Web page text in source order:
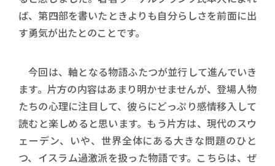
ば、第四部を書いたときよりも自分らしさを前面に出
す勇気が出たとのことです。
今回は、軸となる物語ふたつが並行して進んでいき
ます。片方の内容はあまり明かせませんが、登場人物
たちの心理に注目して、彼らにどっぷり感情移入して
読むと楽しめると思います。もう片方は、現代のスウ
ェーデン、いや、世界全体にある大きな問題のひと
つ、イスラム過激派を扱った物語です。こちらは、ぜ